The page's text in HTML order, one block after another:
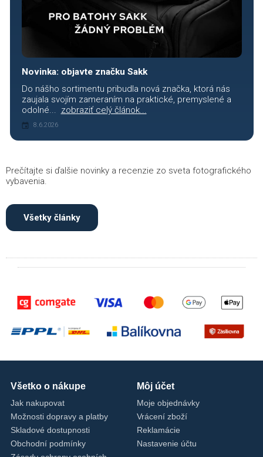
Novinka: objavte značku Sakk
Do nášho sortimentu pribudla nová značka, ktorá nás
zaujala svojím zameraním na praktické, premyslené a
odolné... zobraziť celý článok...
8.6.2026
Prečítajte si ďalšie novinky a recenzie zo sveta fotografického
vybavenia.
Všetky články
Všetko o nákupe
Jak nakupovat
Možnosti dopravy a platby
Skladové dostupnosti
Obchodní podmínky
Môj účet
Moje objednávky
Vrácení zboží
Reklamácie
Nastavenie účtu